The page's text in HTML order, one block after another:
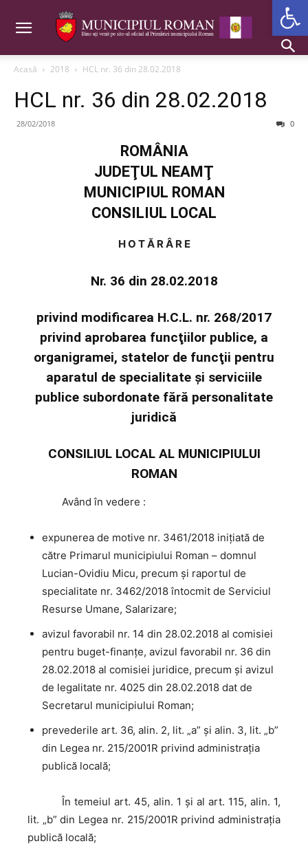
Acasă 2018 HCL nr. 36 din 28.02.2018
HCL nr. 36 din 28.02.2018
28/02/2018 0
ROMÂNIA
JUDEŢUL NEAMŢ
MUNICIPIUL ROMAN
CONSILIUL LOCAL
H O T Ă R Â R E
Nr. 36 din 28.02.2018
privind modificarea H.C.L. nr. 268/2017
privind aprobarea funcţiilor publice, a
organigramei, statelor de funcţii pentru
aparatul de specialitate şi serviciile
publice subordonate fără personalitate
juridică
CONSILIUL LOCAL AL MUNICIPIULUI
ROMAN
Având în vedere :
expunerea de motive nr. 3461/2018 iniţiată de
către Primarul municipiului Roman – domnul
Lucian-Ovidiu Micu, precum şi raportul de
specialitate nr. 3462/2018 întocmit de Serviciul
Resurse Umane, Salarizare;
avizul favorabil nr. 14 din 28.02.2018 al comisiei
pentru buget-finanţe, avizul favorabil nr. 36 din
28.02.2018 al comisiei juridice, precum şi avizul
de legalitate nr. 4025 din 28.02.2018 dat de
Secretarul municipiului Roman;
prevederile art. 36, alin. 2, lit. „a” şi alin. 3, lit. „b”
din Legea nr. 215/2001R privind administraţia
publică locală;
În temeiul art. 45, alin. 1 şi al art. 115, alin. 1,
lit. „b” din Legea nr. 215/2001R privind administraţia
publică locală;